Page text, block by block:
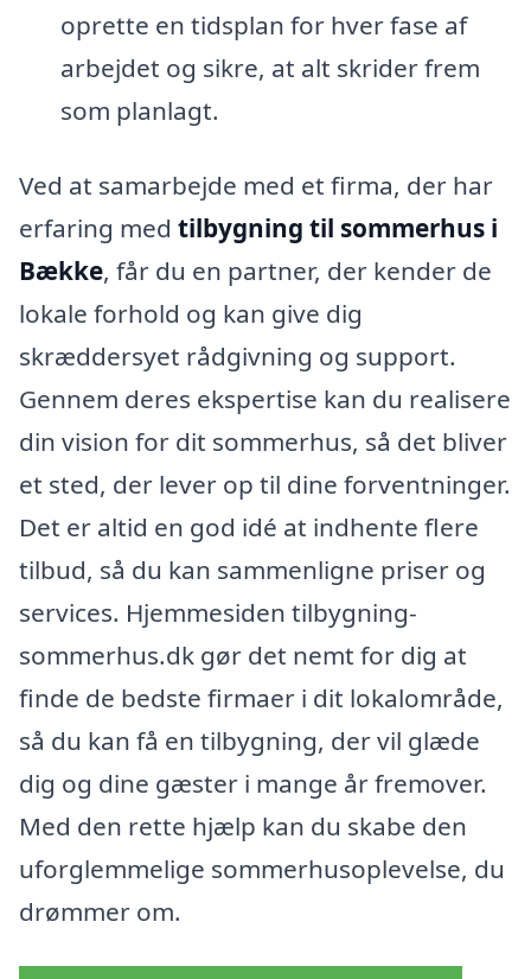
oprette en tidsplan for hver fase af
arbejdet og sikre, at alt skrider frem
som planlagt.
Ved at samarbejde med et firma, der har
erfaring med tilbygning til sommerhus i
Bække, får du en partner, der kender de
lokale forhold og kan give dig
skræddersyet rådgivning og support.
Gennem deres ekspertise kan du realisere
din vision for dit sommerhus, så det bliver
et sted, der lever op til dine forventninger.
Det er altid en god idé at indhente flere
tilbud, så du kan sammenligne priser og
services. Hjemmesiden tilbygning-
sommerhus.dk gør det nemt for dig at
finde de bedste firmaer i dit lokalområde,
så du kan få en tilbygning, der vil glæde
dig og dine gæster i mange år fremover.
Med den rette hjælp kan du skabe den
uforglemmelige sommerhusoplevelse, du
drømmer om.